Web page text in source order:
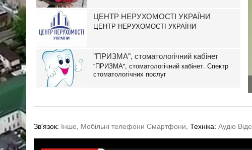
ЦЕНТР НЕРУХОМОСТІ УКРАЇНИ
ЦЕНТР НЕРУХОМОСТІ УКРАЇНИ
"ПРИЗМА", стоматологічний кабінет
"ПРИЗМА", стоматологічний кабінет. Спектр
стоматологічних послуг
Зв'язок: Інше, Мобільні телефони Смартфони, Техніка: Аудіо